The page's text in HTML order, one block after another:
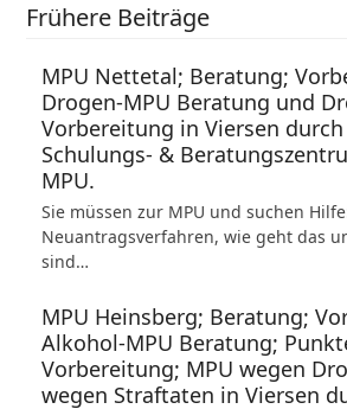
Frühere Beiträge
MPU Nettetal; Beratung;
Drogen-MPU Beratung und
Vorbereitung in Viersen durch
Schulungs- &
MPU.
Sie müssen zur MPU und suchen
Neuantragsverfahren, wie geht das
sind…
MPU Heinsberg; Beratung;
Alkohol-MPU Beratung;
Vorbereitung; MPU wegen
wegen Straftaten in Viersen